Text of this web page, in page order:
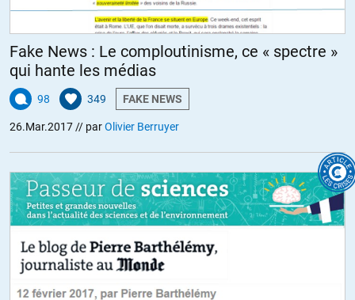
Fake News : Le comploutinisme, ce « spectre »
qui hante les médias
98 349 FAKE NEWS
26.Mar.2017 // parOlivier Berruyer